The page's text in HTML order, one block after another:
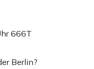
666T
Berlin?